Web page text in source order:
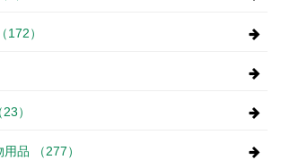
172）
）
品 （277）